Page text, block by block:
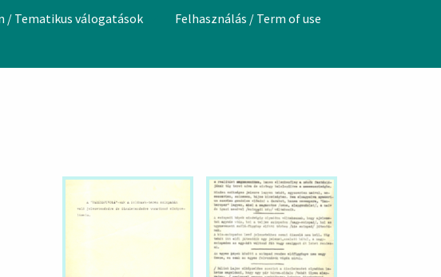
/ Tematikus válogatások
Felhasználás / Term of use